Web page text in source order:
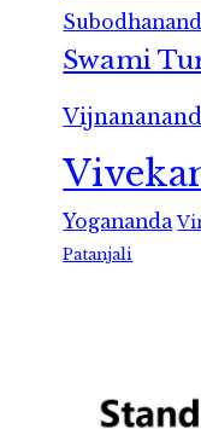
Swami
Yogananda
Patanjali